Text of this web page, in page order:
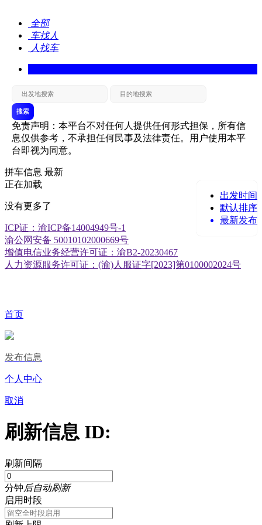
全部
车找人
人找车
搜索
免责声明：本平台不对任何人提供任何形式担保，所有信
息仅供参考，不承担任何民事及法律责任。用户使用本平
台即视为同意。
拼车信息 最新
出发时间
默认排序
最新发布
正在加载
没有更多了
ICP证：渝ICP备14004949号-1
渝公网安备 50010102000669号
增值电信业务经营许可证：渝B2-20230467
人力资源服务许可证：(渝)人服证字[2023]第0100002024号
首页
发布信息
个人中心
取消
刷新信息 ID:
刷新间隔
分钟后自动刷新
启用时段